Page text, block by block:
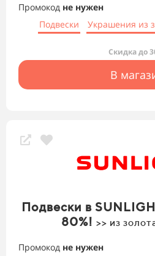
Промокод не нужен
Подвески
Украшения из
Скидка до
В
Подвески в
80%! >> из
Промокод не нужен